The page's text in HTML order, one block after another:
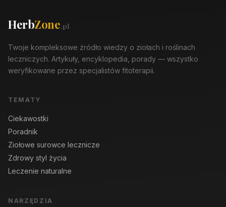
HerbZone.pl
Twoje kompleksowe źródło wiedzy o ziołach i roślinach
leczniczych. Artykuły, encyklopedia, porady — wszystko
weryfikowane przez specjalistów fitoterapii.
TEMATY
Ciekawostki
Poradnik
Ziołowe surowce lecznicze
Zdrowy styl życia
Leczenie naturalne
NARZĘDZIA